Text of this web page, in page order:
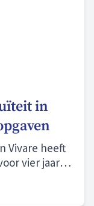
in
Vivare heeft
vier jaar te